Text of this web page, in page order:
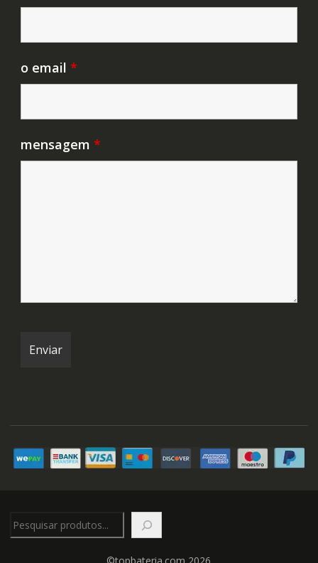
o email *
mensagem *